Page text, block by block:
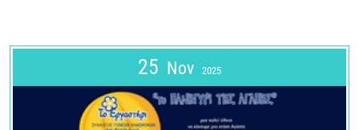
25 Nov 2025